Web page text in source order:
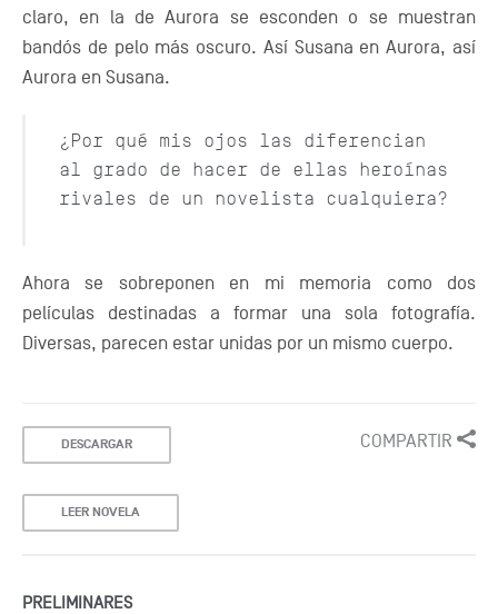
claro, en la de Aurora se esconden o se muestran
bandós de pelo más oscuro. Así Susana en Aurora, así
Aurora en Susana.
¿Por qué mis ojos las diferencian
al grado de hacer de ellas heroínas
rivales de un novelista cualquiera?
Ahora se sobreponen en mi memoria como dos
películas destinadas a formar una sola fotografía.
Diversas, parecen estar unidas por un mismo cuerpo.
DESCARGAR
LEER NOVELA
COMPARTIR
PRELIMINARES